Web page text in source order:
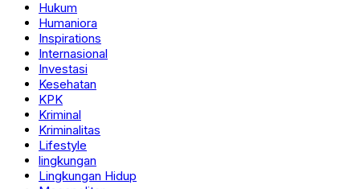
Hukum
Humaniora
Inspirations
Internasional
Investasi
Kesehatan
KPK
Kriminal
Kriminalitas
Lifestyle
lingkungan
Lingkungan Hidup